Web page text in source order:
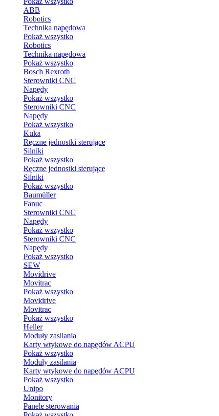
ABB
Robotics
Technika napędowa
Pokaż wszystko
Robotics
Technika napędowa
Pokaż wszystko
Bosch Rexroth
Sterowniki CNC
Napędy
Pokaż wszystko
Sterowniki CNC
Napędy
Pokaż wszystko
Kuka
Ręczne jednostki sterujące
Silniki
Pokaż wszystko
Ręczne jednostki sterujące
Silniki
Pokaż wszystko
Baumüller
Fanuc
Sterowniki CNC
Napędy
Pokaż wszystko
Sterowniki CNC
Napędy
Pokaż wszystko
SEW
Movidrive
Movitrac
Pokaż wszystko
Movidrive
Movitrac
Pokaż wszystko
Heller
Moduły zasilania
Karty wtykowe do napędów ACPU
Pokaż wszystko
Moduły zasilania
Karty wtykowe do napędów ACPU
Pokaż wszystko
Unipo
Monitory
Panele sterowania